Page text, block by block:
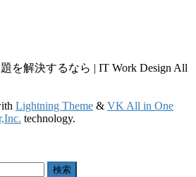
を解決するなら | IT Work Design All
Lightning Theme & VK All in One
technology.